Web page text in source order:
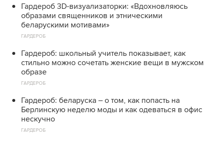
Гардероб 3D-визуализаторки: «Вдохновляюсь
образами священников и этническими
беларускими мотивами»
ГАРДЕРОБ
Гардероб: школьный учитель показывает, как
стильно можно сочетать женские вещи в мужском
образе
ГАРДЕРОБ
Гардероб: беларуска – о том, как попасть на
Берлинскую неделю моды и как одеваться в офис
нескучно
ГАРДЕРОБ